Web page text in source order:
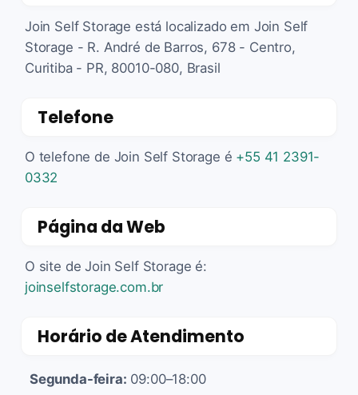
Join Self Storage está localizado em Join Self
Storage - R. André de Barros, 678 - Centro,
Curitiba - PR, 80010-080, Brasil
Telefone
O telefone de Join Self Storage é +55 41 2391-
0332
Página da Web
O site de Join Self Storage é:
joinselfstorage.com.br
Horário de Atendimento
Segunda-feira: 09:00–18:00